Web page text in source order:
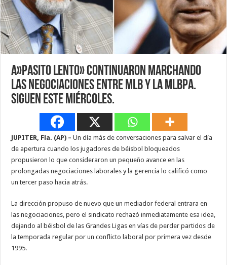
A»pasito lento» continuaron marchando
las negociaciones entre MLB y la MLBPA.
Siguen este miércoles.
JUPITER, Fla. (AP) – Un día más de conversaciones para salvar el día
de apertura cuando los jugadores de béisbol bloqueados
propusieron lo que consideraron un pequeño avance en las
prolongadas negociaciones laborales y la gerencia lo calificó como
un tercer paso hacia atrás.
La dirección propuso de nuevo que un mediador federal entrara en
las negociaciones, pero el sindicato rechazó inmediatamente esa idea,
dejando al béisbol de las Grandes Ligas en vías de perder partidos de
la temporada regular por un conflicto laboral por primera vez desde
1995.